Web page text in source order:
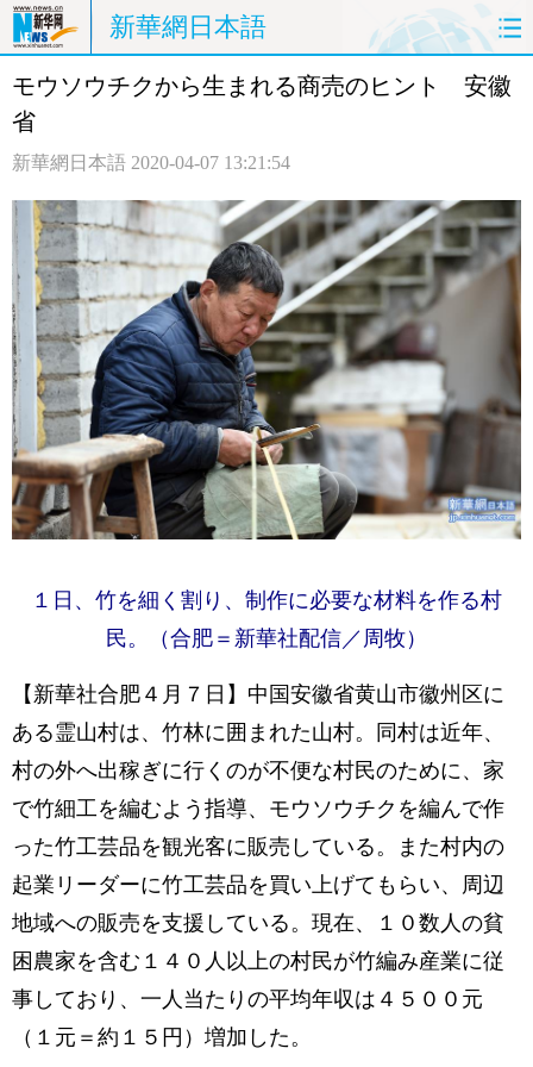
新華網日本語
ホームページ 政治 経済
評論 写真
中日対訳
モウソウチクから生まれる商売のヒント 安徽
省
新華網日本語 2020-04-07 13:21:54
１日、竹を細く割り、制作に必要な材料を作る村
民。（合肥＝新華社配信／周牧）
【新華社合肥４月７日】中国安徽省黄山市徽州区に
ある霊山村は、竹林に囲まれた山村。同村は近年、
村の外へ出稼ぎに行くのが不便な村民のために、家
で竹細工を編むよう指導、モウソウチクを編んで作
った竹工芸品を観光客に販売している。また村内の
起業リーダーに竹工芸品を買い上げてもらい、周辺
地域への販売を支援している。現在、１０数人の貧
困農家を含む１４０人以上の村民が竹編み産業に従
事しており、一人当たりの平均年収は４５００元
（１元＝約１５円）増加した。